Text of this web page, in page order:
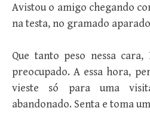
Avistou o amigo chegando
na testa, no gramado
Que tanto peso nessa cara,
preocupado. A essa hora,
vieste só para uma
abandonado. Senta e toma